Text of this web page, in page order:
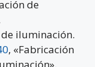
de
iluminación.
, «Fabricación